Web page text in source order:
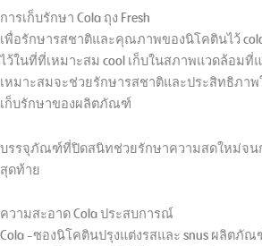
การเก็บรักษา Cola ถุง Fresh
เพื่อรักษารสชาติและคุณภาพของนิโคตินไว้
ไว้ในที่ที่เหมาะสม cool เก็บในสภาพแวดล้อมที่
เหมาะสมจะช่วยรักษารสชาติและประสิทธิภา
เก็บรักษาของผลิตภัณฑ์
บรรจุภัณฑ์ที่ปิดสนิทช่วยรักษาความสดใหม่จน
สุดท้าย
ความสะอาด Cola ประสบการณ์
Cola -ซองนิโคตินปรุงแต่งรสและ snus ผลิตภั